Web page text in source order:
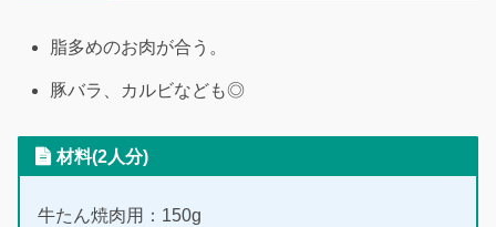
脂多めのお肉が合う。
豚バラ、カルビなども◎
材料(2人分)
牛たん焼肉用：150g